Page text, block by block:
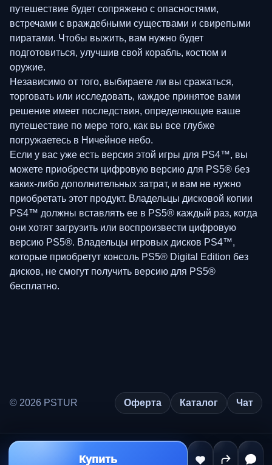
путешествие будет сопряжено с опасностями,
встречами с враждебными существами и свирепыми
пиратами. Чтобы выжить, вам нужно будет
подготовиться, улучшив свой корабль, костюм и
оружие.
Независимо от того, выбираете ли вы сражаться,
торговать или исследовать, каждое принятое вами
решение имеет последствия, определяющие ваше
путешествие по мере того, как вы все глубже
погружаетесь в Ничейное небо.
Если у вас уже есть версия этой игры для PS4™, вы
можете приобрести цифровую версию для PS5® без
каких-либо дополнительных затрат, и вам не нужно
приобретать этот продукт. Владельцы дисковой копии
PS4™ должны вставлять ее в PS5® каждый раз, когда
они хотят загрузить или воспроизвести цифровую
версию PS5®. Владельцы игровых дисков PS4™,
которые приобретут консоль PS5® Digital Edition без
дисков, не смогут получить версию для PS5®
бесплатно.
Купить
© 2026 PSTUR Оферта Каталог Чат